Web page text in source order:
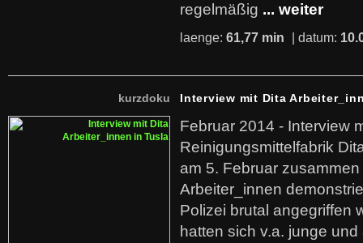
regelmäßig ... weiter
laenge: 61,77 min | datum:
kurzdoku Interview mit Dita
Februar 2014 - Interview
Reinigungsmittelfabrik
am 5. Februar
Arbeiter_innen
Polizei brutal angegriffen
hatten sich v.a. junge